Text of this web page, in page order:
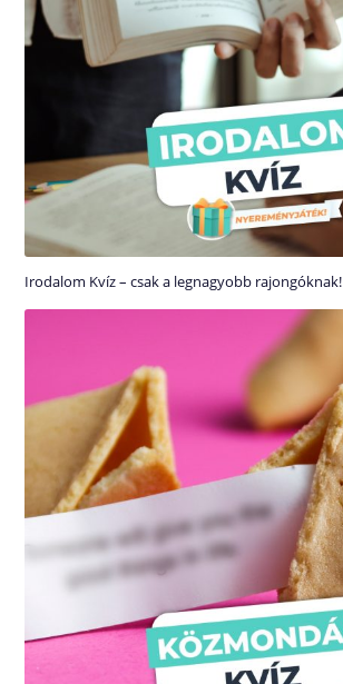
Irodalom Kvíz – csak a legnagyobb rajongóknak!